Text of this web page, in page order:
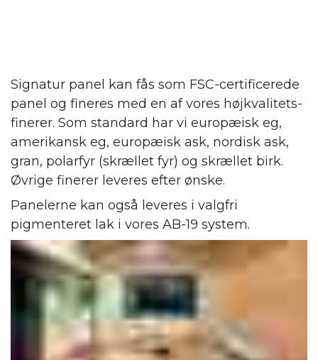
Signatur panel kan fås som FSC-certificerede
panel og fineres med en af vores højkvalitets-
finerer. Som standard har vi europæisk eg,
amerikansk eg, europæisk ask, nordisk ask,
gran, polarfyr (skrællet fyr) og skrællet birk.
Øvrige finerer leveres efter ønske.
Panelerne kan også leveres i valgfri
pigmenteret lak i vores AB-19 system.